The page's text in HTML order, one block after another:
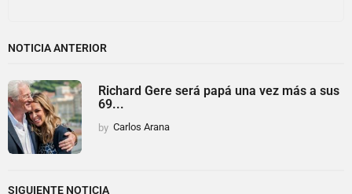
NOTICIA ANTERIOR
Richard Gere será papá una vez más a sus
69...
by Carlos Arana
SIGUIENTE NOTICIA